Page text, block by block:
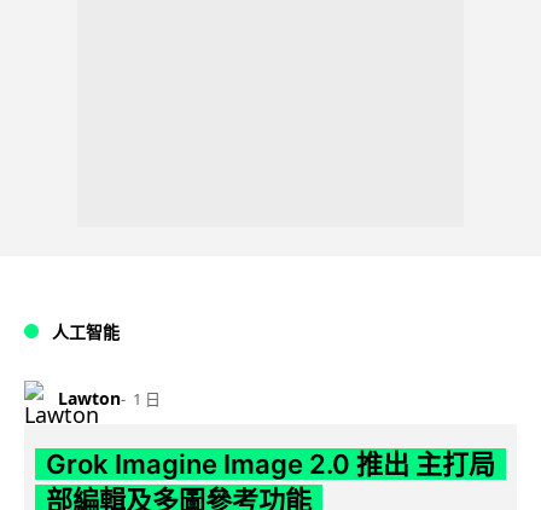
人工智能
Lawton 1 日
Grok Imagine Image 2.0 推出 主打局
部編輯及多圖參考功能